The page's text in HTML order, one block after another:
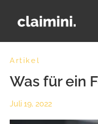
Artikel
Was für ein
Juli 19, 2022